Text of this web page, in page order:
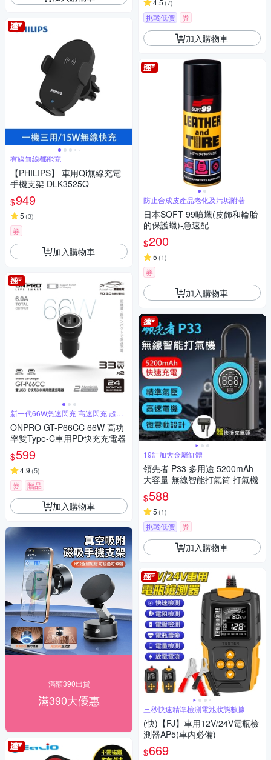
有線無線都能充
【PHILIPS】 車用Qi無線充電
手機支架 DLK3525Q
$949
5 (3)
券
加入購物車
新一代66W急速閃充 高速閃充 超有
感
ONPRO GT-P66CC 66W 高功
率雙Type-C車用PD快充充電器
$599
4.9 (5)
券 贈品
加入購物車
滿額390出貨
滿390大優惠
4.5 (7)
挑戰低價 券
加入購物車
防止合成皮產品老化及污垢附著
日本SOFT 99噴蠟(皮飾和輪胎
的保護蠟)-急速配
$200
5 (1)
券
加入購物車
19缸加大金屬缸體
領先者 P33 多用途 5200mAh
大容量 無線智能打氣筒 打氣機
$588
5 (1)
挑戰低價 券
加入購物車
三秒快速精準檢測電池狀態數據
(快)【FJ】車用12V/24V電瓶檢
測器AP5(車內必備)
$669